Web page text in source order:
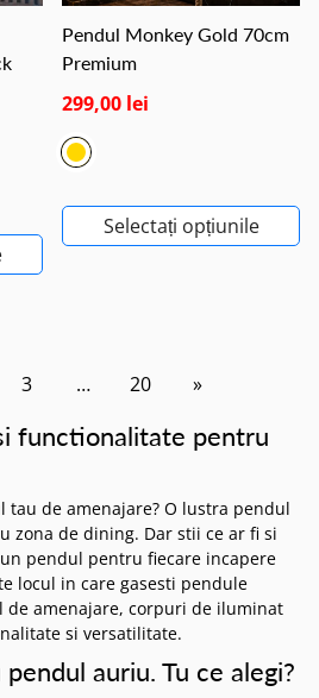
Pendul Monkey Gold 70cm
Premium
299,00 lei
Selectați opțiunile
3 … 20 »
functionalitate pentru
tau de amenajare? O lustra pendul
zona de dining. Dar stii ce ar fi si
pendul pentru fiecare incapere
locul in care gasesti pendule
amenajare, corpuri de iluminat
si versatilitate.
auriu. Tu ce alegi?